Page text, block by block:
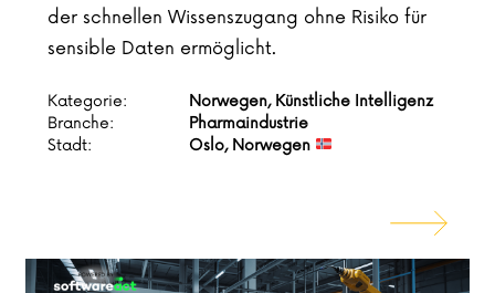
der schnellen Wissenszugang ohne Risiko für
sensible Daten ermöglicht.
Kategorie:
Norwegen, Künstliche Intelligenz
Branche:
Pharmaindustrie
Stadt:
Oslo, Norwegen